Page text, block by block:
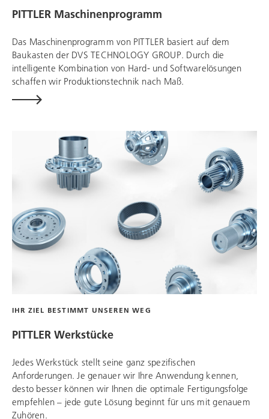
PITTLER Maschinenprogramm
Das Maschinenprogramm von PITTLER basiert auf dem
Baukasten der DVS TECHNOLOGY GROUP. Durch die
intelligente Kombination von Hard- und Softwarelösungen
schaffen wir Produktionstechnik nach Maß.
IHR ZIEL BESTIMMT UNSEREN WEG
PITTLER Werkstücke
Jedes Werkstück stellt seine ganz spezifischen
Anforderungen. Je genauer wir Ihre Anwendung kennen,
desto besser können wir Ihnen die optimale Fertigungsfolge
empfehlen – jede gute Lösung beginnt für uns mit genauem
Zuhören.